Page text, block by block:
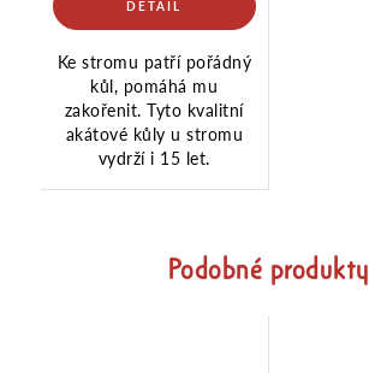
Ke stromu patří pořádný
kůl, pomáhá mu
zakořenit. Tyto kvalitní
akátové kůly u stromu
vydrží i 15 let.
Podobné produkty